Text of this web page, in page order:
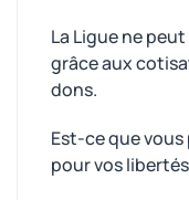
La Ligue ne
grâce aux
dons.
Est-ce que
pour vos